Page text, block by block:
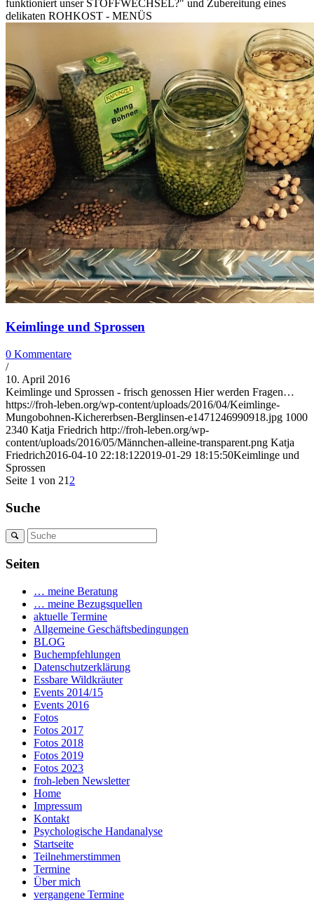
funktioniert unser STOFFWECHSEL?" und Zubereitung eines
delikaten ROHKOST - MENÜS
Keimlinge und Sprossen
0 Kommentare
/
10. April 2016
Keimlinge und Sprossen - frisch genossen Hier werden Fragen…
https://froh-leben.org/wp-content/uploads/2016/04/Keimlinge-
Mungobohnen-Kichererbsen-Berglinsen-e1471246990918.jpg 1000
2340 Katja Friedrich http://froh-leben.org/wp-
content/uploads/2016/05/Männchen-alleine-transparent.png Katja
Friedrich2016-04-10 22:18:122019-01-29 18:15:50Keimlinge und
Sprossen
Seite 1 von 21 2
Suche
Seiten
… meine Beratung
… meine Bezugsquellen
aktuelle Termine
Allgemeine Geschäftsbedingungen
BLOG
Buchempfehlungen
Datenschutzerklärung
Essbare Wildkräuter
Events 2014/15
Events 2016
Fotos
Fotos 2017
Fotos 2018
Fotos 2019
Fotos 2023
froh-leben Newsletter
Home
Impressum
Kontakt
Psychologische Handanalyse
Startseite
Teilnehmerstimmen
Termine
Über mich
vergangene Termine